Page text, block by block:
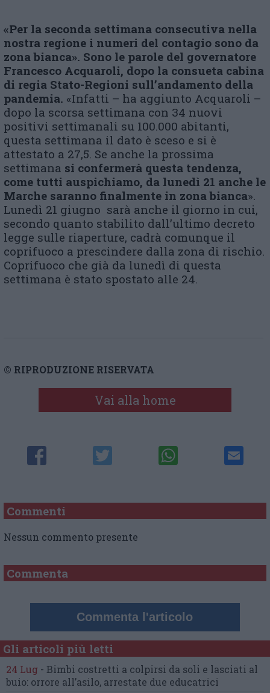
«Per la seconda settimana consecutiva nella
nostra regione i numeri del contagio sono da
zona bianca». Sono le parole del governatore
Francesco Acquaroli, dopo la consueta cabina
di regia Stato-Regioni sull’andamento della
pandemia. «Infatti – ha aggiunto Acquaroli –
dopo la scorsa settimana con 34 nuovi
positivi settimanali su 100.000 abitanti,
questa settimana il dato è sceso e si è
attestato a 27,5. Se anche la prossima
settimana si confermerà questa tendenza,
come tutti auspichiamo, da lunedì 21 anche le
Marche saranno finalmente in zona bianca».
Lunedì 21 giugno sarà anche il giorno in cui,
secondo quanto stabilito dall’ultimo decreto
legge sulle riaperture, cadrà comunque il
coprifuoco a prescindere dalla zona di rischio.
Coprifuoco che già da lunedì di questa
settimana è stato spostato alle 24.
© RIPRODUZIONE RISERVATA
Vai alla home
Commenti
Nessun commento presente
Commenta
Commenta l'articolo
Gli articoli più letti
24 Lug - Bimbi costretti a colpirsi da soli e lasciati al
buio: orrore all’asilo, arrestate due educatrici